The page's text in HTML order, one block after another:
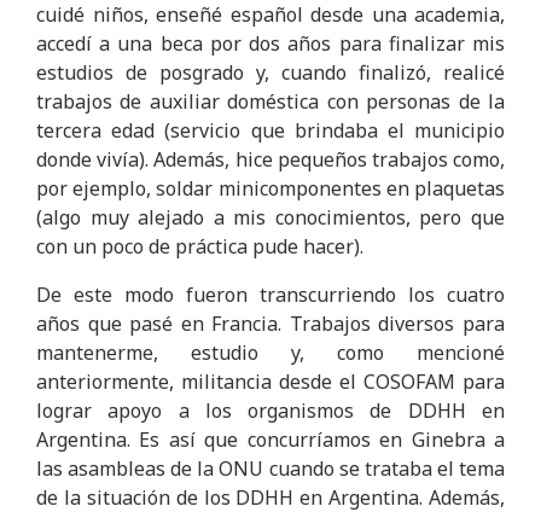
cuidé niños, enseñé español desde una academia,
accedí a una beca por dos años para finalizar mis
estudios de posgrado y, cuando finalizó, realicé
trabajos de auxiliar doméstica con personas de la
tercera edad (servicio que brindaba el municipio
donde vivía). Además, hice pequeños trabajos como,
por ejemplo, soldar minicomponentes en plaquetas
(algo muy alejado a mis conocimientos, pero que
con un poco de práctica pude hacer).
De este modo fueron transcurriendo los cuatro
años que pasé en Francia. Trabajos diversos para
mantenerme, estudio y, como mencioné
anteriormente, militancia desde el COSOFAM para
lograr apoyo a los organismos de DDHH en
Argentina. Es así que concurríamos en Ginebra a
las asambleas de la ONU cuando se trataba el tema
de la situación de los DDHH en Argentina. Además,